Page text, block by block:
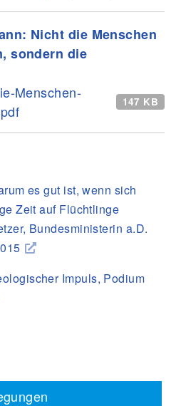
Nicht die Menschen
sondern die
Menschen-
147 KB
es gut ist, wenn sich
Zeit auf Flüchtlinge
Bundesministerin a.D.
Impuls, Podium